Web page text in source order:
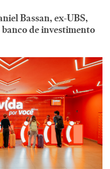
Bassan, ex-UBS,
de investimento